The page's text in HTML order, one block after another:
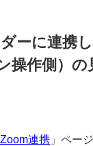
ーに連携
操作側）の
連携 」ペー